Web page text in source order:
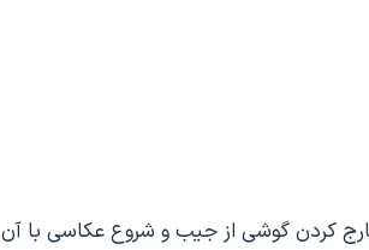
کردن گوشی از جیب و شروع عکاسی با آن